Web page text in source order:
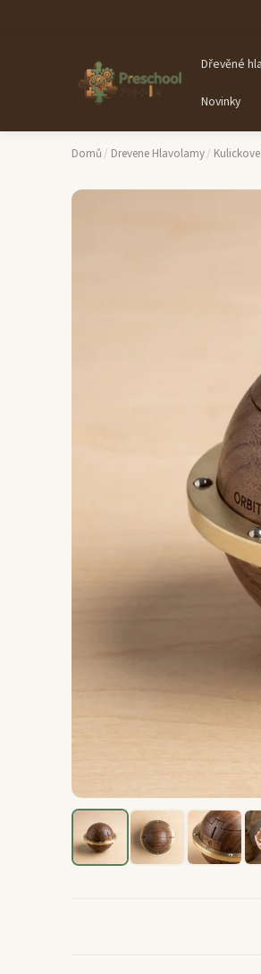
Dřevěné
Novinky
Domů / Drevene Hlavolamy/